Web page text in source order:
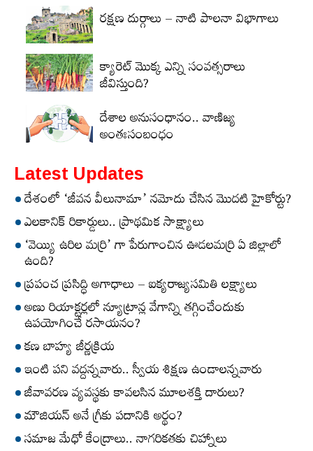
రక్షణ దుర్గాలు – నాటి పాలనా విభాగాలు
క్యారెట్‌ మొక్క ఎన్ని సంవత్సరాలు
జీవిస్తుంది?
దేశాల అనుసంధానం.. వాణిజ్య
అంతఃసంబంధం
Latest Updates
దేశంలో ‘జీవన వీలునామా’ నమోదు చేసిన మొదటి హైకోర్టు?
ఎలకానిక్‌ రికార్డులు.. ప్రాథమిక సాక్ష్యాలు
‘వెయ్యి ఉరిల మర్రి’ గా పేరుగాంచిన ఊడలమర్రి ఏ జిల్లాలో
ఉంది?
ప్రపంచ ప్రసిద్ధి అగాధాలు – ఐక్యరాజ్యసమితి లక్ష్యాలు
అణు రియాక్టర్లలో న్యూట్రాన్ల వేగాన్ని తగ్గించేందుకు
ఉపయోగించే రసాయనం?
కణ బాహ్య జీర్ణక్రియ
ఇంటి పని వద్దన్నవారు.. స్వీయ శిక్షణ ఉండాలన్నవారు
జీవావరణ వ్యవస్థకు కావలసిన మూలశక్తి దారులు?
మౌజియన్‌ అనే గ్రీకు పదానికి అర్థం?
సమాజ మేధో కేంద్రాలు.. నాగరికతకు చిహ్నాలు